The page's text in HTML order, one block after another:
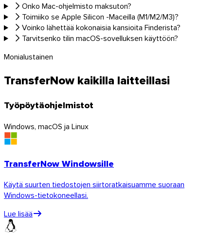
Onko Mac-ohjelmisto maksuton?
Toimiiko se Apple Silicon -Maceilla (M1/M2/M3)?
Voinko lähettää kokonaisia kansioita Finderista?
Tarvitsenko tilin macOS-sovelluksen käyttöön?
Monialustainen
TransferNow kaikilla laitteillasi
Työpöytäohjelmistot
Windows, macOS ja Linux
TransferNow Windowsille
Käytä suurten tiedostojen siirtoratkaisuamme suoraan
Windows-tietokoneellasi.
Lue lisää